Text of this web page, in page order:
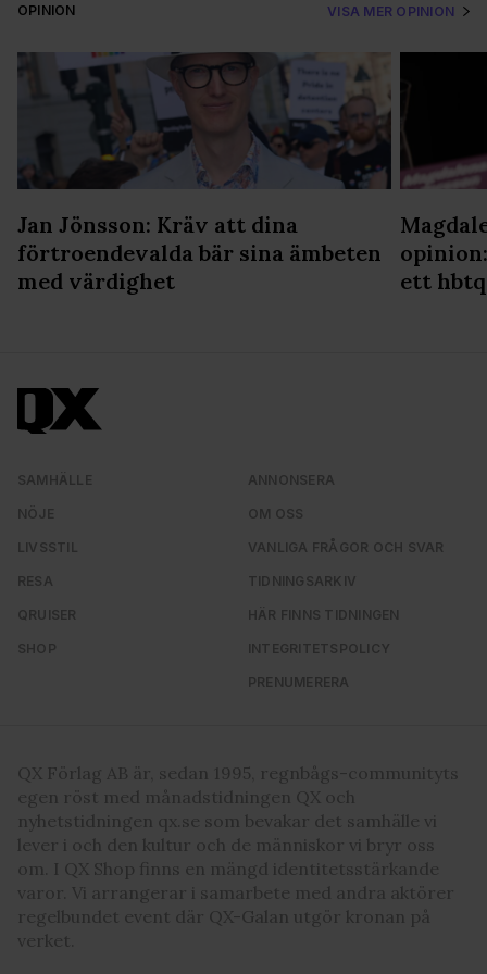
OPINION VISA MER OPINION
Jan Jönsson: Kräv att dina
förtroendevalda bär sina ämbeten
med värdighet
ett
SAMHÄLLE
NÖJE
LIVSSTIL
RESA
QRUISER
SHOP
ANNONSERA
OM OSS
VANLIGA FRÅGOR OCH SVAR
TIDNINGSARKIV
HÄR FINNS TIDNINGEN
INTEGRITETSPOLICY
PRENUMERERA
QX Förlag AB är, sedan 1995, regnbågs-communityts
egen röst med månadstidningen QX och
nyhetstidningen qx.se som bevakar det samhälle vi
lever i och den kultur och de människor vi bryr oss
om. I QX Shop finns en mängd identitetsstärkande
varor. Vi arrangerar i samarbete med andra aktörer
regelbundet event där QX-Galan utgör kronan på
verket.